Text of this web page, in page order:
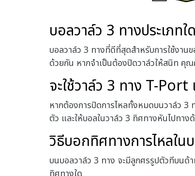
บอลวาล์ว 3 ทางประเภท
บอลวาล์ว 3 ทางที่ดีที่สุดสำหรับการใช้งา
ด้วยกัน หากจำเป็นต้องปิดวาล์วให้สนิท
จะใช้วาล์ว 3 ทาง T-
หากต้องการปิดการไหลทั้งหมดบนวาล์ว
ตัว และให้บอลในวาล์ว 3 ทิศทางหันไปทา
วิธีบอกทิศทางการไหลใน
บนบอลวาล์ว 3 ทาง จะมีลูกศรรูปตัวทีบนด้